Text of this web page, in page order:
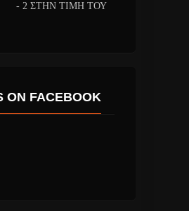
- 2 ΣΤΗΝ ΤΙΜΗ ΤΟΥ
ON FACEBOOK